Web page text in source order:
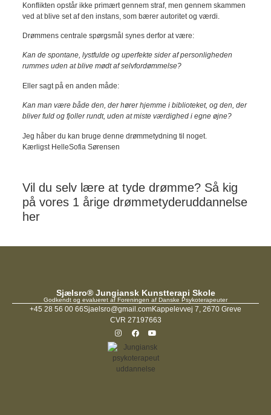
Konflikten opstår ikke primært gennem straf, men gennem skammen
ved at blive set af den instans, som bærer autoritet og værdi.
Drømmens centrale spørgsmål synes derfor at være:
Kan de spontane, lystfulde og uperfekte sider af personligheden
rummes uden at blive mødt af selvfordømmelse?
Eller sagt på en anden måde:
Kan man være både den, der hører hjemme i biblioteket, og den, der
bliver fuld og fjoller rundt, uden at miste værdighed i egne øjne?
Jeg håber du kan bruge denne drømmetydning til noget.
Kærligst HelleSofia Sørensen
Vil du selv lære at tyde drømme? Så kig
på vores 1 årige drømmetyderuddannelse
her
Sjælsro® Jungiansk Kunstterapi Skole
Godkendt og evalueret af Foreningen af Danske Psykoterapeuter
+45 28 56 00 66Sjaelsro@gmail.comKappelevvej 7, 2670 Greve
CVR 27197663